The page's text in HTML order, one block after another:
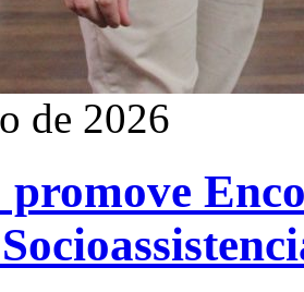
de 2026
promove